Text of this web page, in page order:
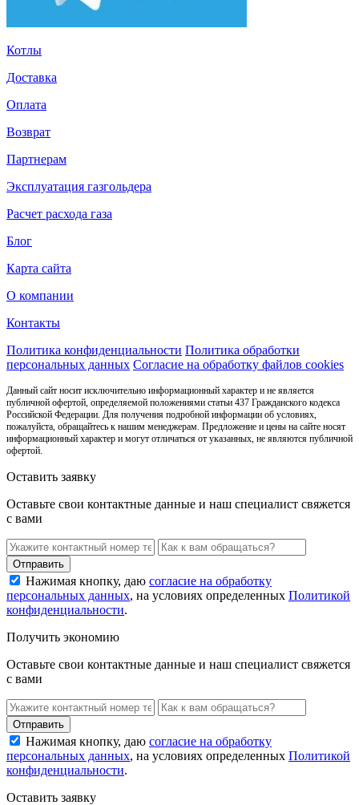
Котлы
Доставка
Оплата
Возврат
Партнерам
Эксплуатация газгольдера
Расчет расхода газа
Блог
Карта сайта
О компании
Контакты
Политика конфиденциальности Политика обработки
персональных данных Согласие на обработку файлов cookies
Данный сайт носит исключительно информационный характер и не является
публичной офертой, определяемой положениями статьи 437 Гражданского кодекса
Российской Федерации. Для получения подробной информации об условиях,
пожалуйста, обращайтесь к нашим менеджерам. Предложение и цены на сайте носят
информационный характер и могут отличаться от указанных, не являются публичной
офертой.
Оставить заявку
Оставьте свои контактные данные и наш специалист свяжется
с вами
Нажимая кнопку, даю согласие на обработку
персональных данных, на условиях определенных Политикой
конфиденциальности.
Получить экономию
Оставьте свои контактные данные и наш специалист свяжется
с вами
Нажимая кнопку, даю согласие на обработку
персональных данных, на условиях определенных Политикой
конфиденциальности.
Оставить заявку